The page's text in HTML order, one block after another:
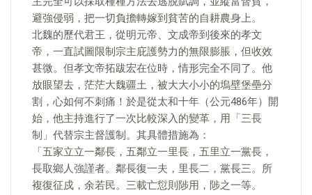
避強侵弱，把一切負擔轉嫁到貧苦的自耕農身上。
北魏的歷代君王，從明元帝、文成帝到後來的孝文
帝，一直試圖限制宗主庇護勢力的無限膨脹，但收效
甚微。但孝文帝拓跋宏在位時，情形完全不同了。他
放眼望去，茫茫大魏疆土，被大大小小的塢壁堡壘分
割，心如何不刺痛！於是從太和十年（公元486年）開
始，他主持進行了一次比較深入的變革，用「三長
制」代替宗主督護制。其具體措施為：
「五家立立一鄰長，五鄰立一里長，五里立一黨長，
長取鄉人強謹者。鄰長復一夫，里長二，黨長三。所
複復征戍，余若民。三載亡愆則陟用，陟之一等。